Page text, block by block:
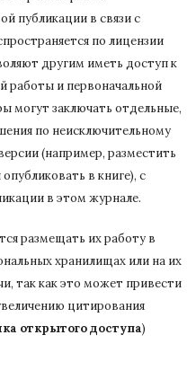
публикации в связи с
по лицензии
другим иметь доступ к
работы и первоначальной
могут заключать отдельные,
по неисключительному
(например, разместить
в книге), с
в этом журнале.
размещать их работу в
хранилищах или на их
так как это может привести
цитирования
открытого доступа)